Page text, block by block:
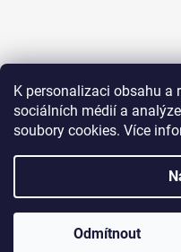
K personalizaci obsahu a
sociálních médií a
soubory cookies. Více
Odmítnout
Copyright 2026FBC
vyhrazena.